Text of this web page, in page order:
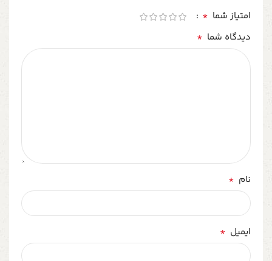
امتیاز شما *
دیدگاه شما *
نام *
ایمیل *